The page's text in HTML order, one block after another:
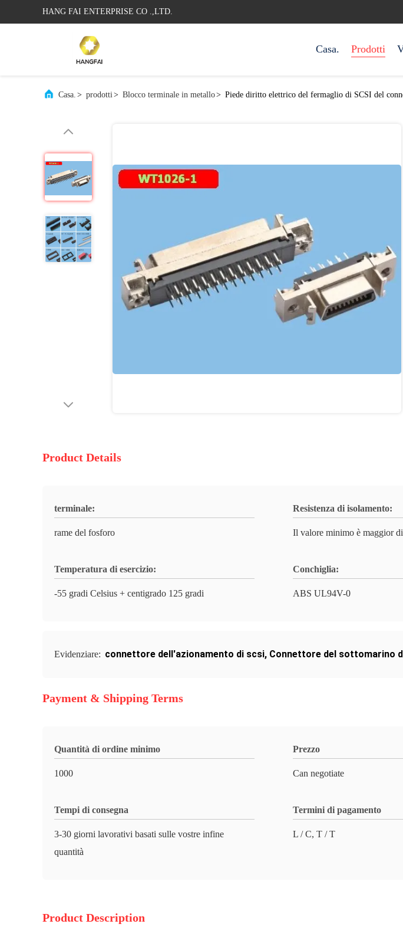
HANG FAI ENTERPRISE CO .,LTD.
Casa. Prodotti
Casa. > prodotti> Blocco terminale in metallo> Piede diritto elettrico del fermaglio di SCSI del
Product Details
terminale:
rame del fosforo
Resistenza di isolamento:
Il valore minimo è maggior
Temperatura di esercizio:
-55 gradi Celsius + centigrado 125 gradi
Conchiglia:
ABS UL94V-0
Evidenziare: connettore dell'azionamento di scsi, Connettore del sottomarino
Payment & Shipping Terms
Quantità di ordine minimo
1000
Prezzo
Can negotiate
Tempi di consegna
3-30 giorni lavorativi basati sulle vostre infine
quantità
Termini di pagamento
L / C, T / T
Product Description